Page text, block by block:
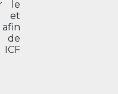
le
et
de